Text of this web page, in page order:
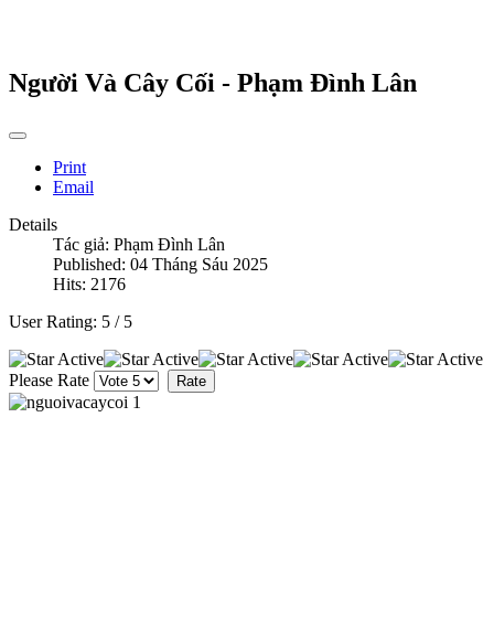
Người Và Cây Cối - Phạm Đình Lân
Print
Email
Details
Tác giả: Phạm Đình Lân
Published: 04 Tháng Sáu 2025
Hits: 2176
User Rating: 5 / 5
Please Rate